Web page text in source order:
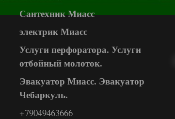
Сантехник Миасс
электрик Миасс
Услуги перфоратора. Услуги
отбойный молоток.
Эвакуатор Миасс. Эвакуатор
Чебаркуль.
+79049463666